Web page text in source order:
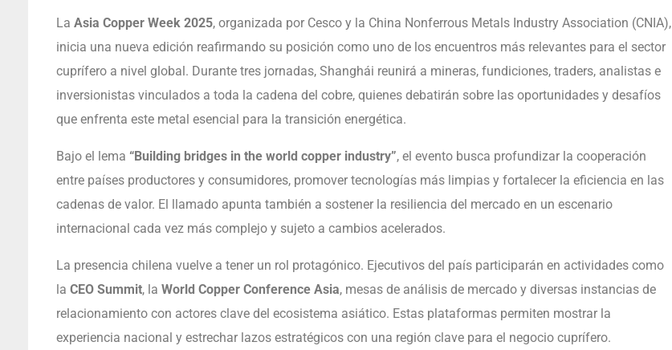
La Asia Copper Week 2025, organizada por Cesco y la China Nonferrous Metals Industry Association (CNIA),
inicia una nueva edición reafirmando su posición como uno de los encuentros más relevantes para el sector
cuprífero a nivel global. Durante tres jornadas, Shanghái reunirá a mineras, fundiciones, traders, analistas e
inversionistas vinculados a toda la cadena del cobre, quienes debatirán sobre las oportunidades y desafíos
que enfrenta este metal esencial para la transición energética.
Bajo el lema “Building bridges in the world copper industry”, el evento busca profundizar la cooperación
entre países productores y consumidores, promover tecnologías más limpias y fortalecer la eficiencia en las
cadenas de valor. El llamado apunta también a sostener la resiliencia del mercado en un escenario
internacional cada vez más complejo y sujeto a cambios acelerados.
La presencia chilena vuelve a tener un rol protagónico. Ejecutivos del país participarán en actividades como
la CEO Summit, la World Copper Conference Asia, mesas de análisis de mercado y diversas instancias de
relacionamiento con actores clave del ecosistema asiático. Estas plataformas permiten mostrar la
experiencia nacional y estrechar lazos estratégicos con una región clave para el negocio cuprífero.